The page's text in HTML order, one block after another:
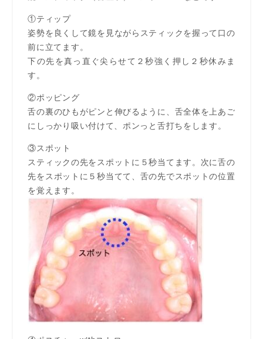
①ティップ
姿勢を良くして鏡を見ながらスティックを握って口の
前に立てます。
下の先を真っ直ぐ尖らせて２秒強く押し２秒休みま
す。
②ポッピング
舌の裏のひもがピンと伸びるように、舌全体を上あご
にしっかり吸い付けて、ポンっと舌打ちをします。
③スポット
スティックの先をスポットに５秒当てます。次に舌の
先をスポットに５秒当てて、舌の先でスポットの位置
を覚えます。